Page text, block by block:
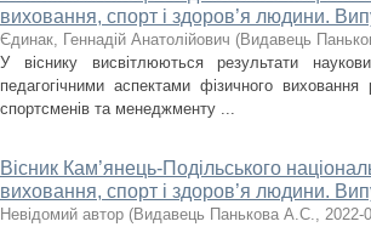
виховання, спорт і здоров’я людини.
Єдинак, Геннадій Анатолійович (Видавець
У віснику висвітлюються результати
педагогічними аспектами фізичного виховання
спортсменів та менеджменту ...
Вісник Кам’янець-Подільського
виховання, спорт і здоров’я людини.
Невідомий автор (Видавець Панькова А.С., 2022-